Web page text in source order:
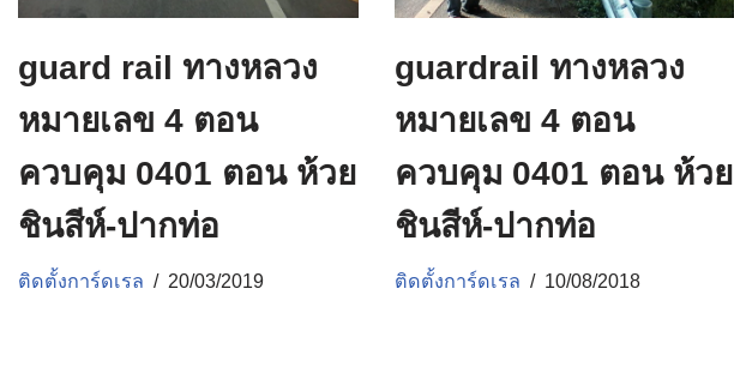
guard rail ทางหลวง
หมายเลข 4 ตอน
ควบคุม 0401 ตอน ห้วย
ชินสีห์-ปากท่อ
ติดตั้งการ์ดเรล 20/03/2019
guardrail ทางหลวง
หมายเลข 4 ตอน
ควบคุม 0401 ตอน ห้วย
ชินสีห์-ปากท่อ
ติดตั้งการ์ดเรล 10/08/2018